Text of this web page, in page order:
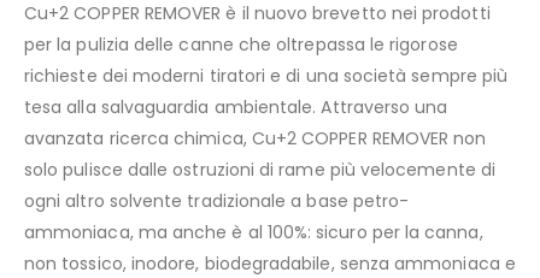
Cu+2 COPPER REMOVER è il nuovo brevetto nei prodotti
per la pulizia delle canne che oltrepassa le rigorose
richieste dei moderni tiratori e di una società sempre più
tesa alla salvaguardia ambientale. Attraverso una
avanzata ricerca chimica, Cu+2 COPPER REMOVER non
solo pulisce dalle ostruzioni di rame più velocemente di
ogni altro solvente tradizionale a base petro-
ammoniaca, ma anche è al 100%: sicuro per la canna,
non tossico, inodore, biodegradabile, senza ammoniaca e